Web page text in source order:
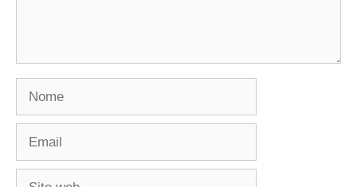
Nome
Email
Sito